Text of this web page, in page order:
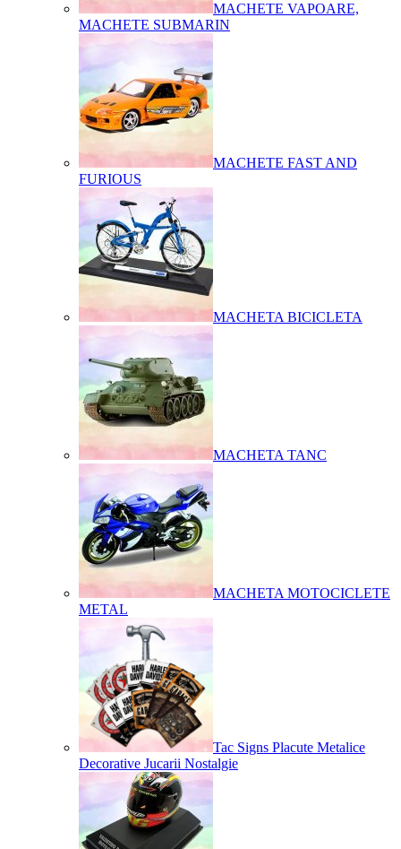
MACHETE VAPOARE,
MACHETE SUBMARIN
MACHETE FAST AND
FURIOUS
MACHETA BICICLETA
MACHETA TANC
MACHETA MOTOCICLETE
METAL
Tac Signs Placute Metalice
Decorative Jucarii Nostalgie